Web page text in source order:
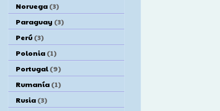
Noruega (3)
Paraguay (3)
Perú (3)
Polonia (1)
Portugal (9)
Rumanía (1)
Rusia (3)